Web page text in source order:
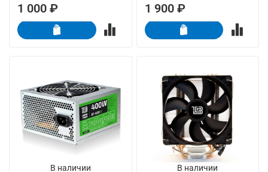
1 000 ₽ 1 900 ₽
В наличии
В наличии